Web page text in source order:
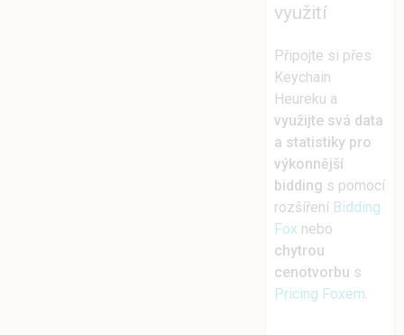
využití
Připojte si přes
Keychain
Heureku a
využijte svá data
a statistiky pro
výkonnější
bidding s pomocí
rozšíření Bidding
Fox nebo
chytrou
cenotvorbu s
Pricing Foxem